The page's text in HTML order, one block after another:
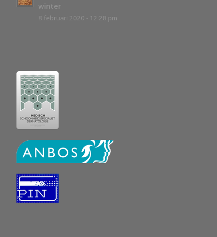
winter
8 februari 2020 - 12:28 pm